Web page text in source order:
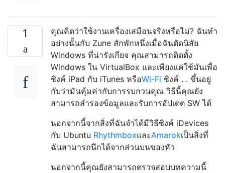
1
คุณคิดว่าใช้งานเครื่องเสมือนจริงหรือไม่? ฉันทำ
อย่างนั้นกับ Zune สักพักหนึ่งเมื่อฉันตัดนิสัย
Windows ที่น่ารังเกียจ คุณสามารถติดตั้ง
Windows ใน VirtualBox และเพียงแค่ใช้มันเพื่อ
ซิงค์ iPad กับ iTunes หรือWi-Fi ซิงค์ . . ขึ้นอยู่
กับว่ามันคุ้มค่ากับการรบกวนคุณ วิธีนี้คุณยัง
สามารถสำรองข้อมูลและรับการอัปเดต SW ได้
นอกจากนี้จากสิ่งที่ฉันจำได้มีวิธีซิงค์ iDevices
กับ Ubuntu RhythmboxและAmarokเป็นสิ่งที่
ฉันสามารถนึกได้จากส่วนบนของหัว
นอกจากนี้คุณยังสามารถตรวจสอบบทความนี้